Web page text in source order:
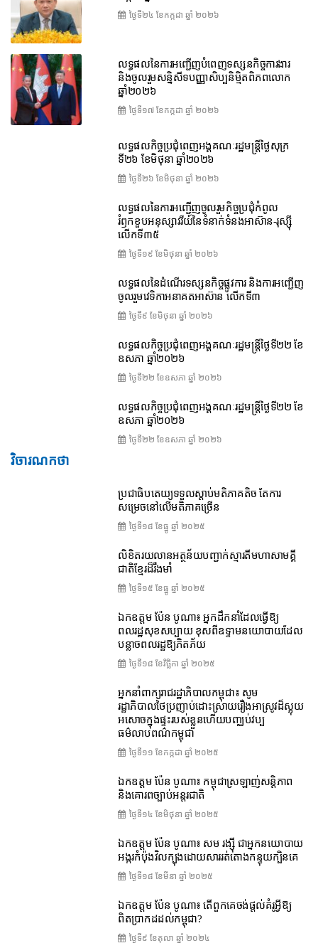
ថ្ងៃទី២៤ ខែ​កក្កដា ឆ្នាំ ២០២៦
លទ្ធផលនៃការអញ្ជើញបំពេញទស្សនកិច្ចការងារ
និងចូលរួមសន្និសីទបញ្ញាសិប្បនិម្មិតពិភពលោក
ឆ្នាំ២០២៦
ថ្ងៃទី១៧ ខែ​កក្កដា ឆ្នាំ ២០២៦
លទ្ធផលកិច្ចប្រជុំពេញអង្គគណៈរដ្ឋមន្រ្តីថ្ងៃសុក្រ
ទី២៦ ខែមិថុនា ឆ្នាំ២០២៦
ថ្ងៃទី២៦ ខែ​មិថុនា ឆ្នាំ ២០២៦
លទ្ធផលនៃការអញ្ជើញចូលរួមកិច្ចប្រជុំកំពូល
រំឭកខួបអនុស្សាវរីយ៍នៃទំនាក់ទំនងអាស៊ាន-រុស្ស៊ី
លើកទី៣៥
ថ្ងៃទី១៩ ខែ​មិថុនា ឆ្នាំ ២០២៦
លទ្ធផលនៃដំណើរទស្សនកិច្ចផ្លូវការ និងការអញ្ជើញ
ចូលរួមវេទិកាអនាគតអាស៊ាន លើកទី៣
ថ្ងៃទី៩ ខែ​មិថុនា ឆ្នាំ ២០២៦
លទ្ធផលកិច្ចប្រជុំពេញអង្គគណៈរដ្ឋមន្ត្រីថ្ងៃទី២២ ខែ
ឧសភា ឆ្នាំ២០២៦
ថ្ងៃទី២២ ខែ​ឧសភា ឆ្នាំ ២០២៦
លទ្ធផលកិច្ចប្រជុំពេញអង្គគណៈរដ្ឋមន្រ្តីថ្ងៃទី២២ ខែ
ឧសភា ឆ្នាំ២០២៦
ថ្ងៃទី២២ ខែ​ឧសភា ឆ្នាំ ២០២៦
វិចារណកថា
ប្រជាធិបតេយ្យទទួលស្តាប់មតិភាគតិច តែការ
សម្រេចនៅលើមតិភាគច្រើន
ថ្ងៃទី១៨ ខែ​ធ្នូ ឆ្នាំ ២០២៥
លិខិតរយលានអត្ថន័យបញ្ជាក់ស្មារតីមហាសាមគ្គី
ជាតិខ្មែរដ៏រឹងមាំ
ថ្ងៃទី១៥ ខែ​ធ្នូ ឆ្នាំ ២០២៥
ឯកឧត្តម ប៉ែន បូណា៖ អ្នកដឹកនាំដែលធ្វើឱ្យ
ពលរដ្ឋសុខសប្បាយ ខុសពីឧទ្ទាមនយោបាយដែល
បន្លាចពលរដ្ឋឱ្យភិតភ័យ
ថ្ងៃទី១៨ ខែ​វិច្ឆិកា ឆ្នាំ ២០២៥
អ្នកនាំពាក្យរាជរដ្ឋាភិបាលកម្ពុជា៖ សូម
រដ្ឋាភិបាលថៃប្រញាប់ដោះស្រាយរឿងអាស្រូវដ៏ស្អុយ
អសោចក្នុងផ្ទះរបស់ខ្លួនហើយបញ្ឈប់វប្ប
ធម៌លាបពណ៌កម្ពុជា
ថ្ងៃទី១១ ខែ​កក្កដា ឆ្នាំ ២០២៥
ឯកឧត្តម ប៉ែន បូណា៖ កម្ពុជាស្រឡាញ់សន្តិភាព
និងគោរពច្បាប់អន្តរជាតិ
ថ្ងៃទី១៤ ខែ​មិថុនា ឆ្នាំ ២០២៥
ឯកឧត្តម ប៉ែន បូណា៖ សម រង្ស៊ី ជាអ្នកនយោបាយ
អង្ករកំប៉ុងវិលក្បុងដោយសាររត់តោងកន្ទុយក្បិនគេ
ថ្ងៃទី១៨ ខែ​មីនា ឆ្នាំ ២០២៥
ឯកឧត្តម ប៉ែន បូណា៖ តើពួកគេចង់ផ្តល់គំរូអ្វីឱ្យ
ពិតប្រាកដដល់កម្ពុជា?
ថ្ងៃទី៩ ខែ​តុលា ឆ្នាំ ២០២៤